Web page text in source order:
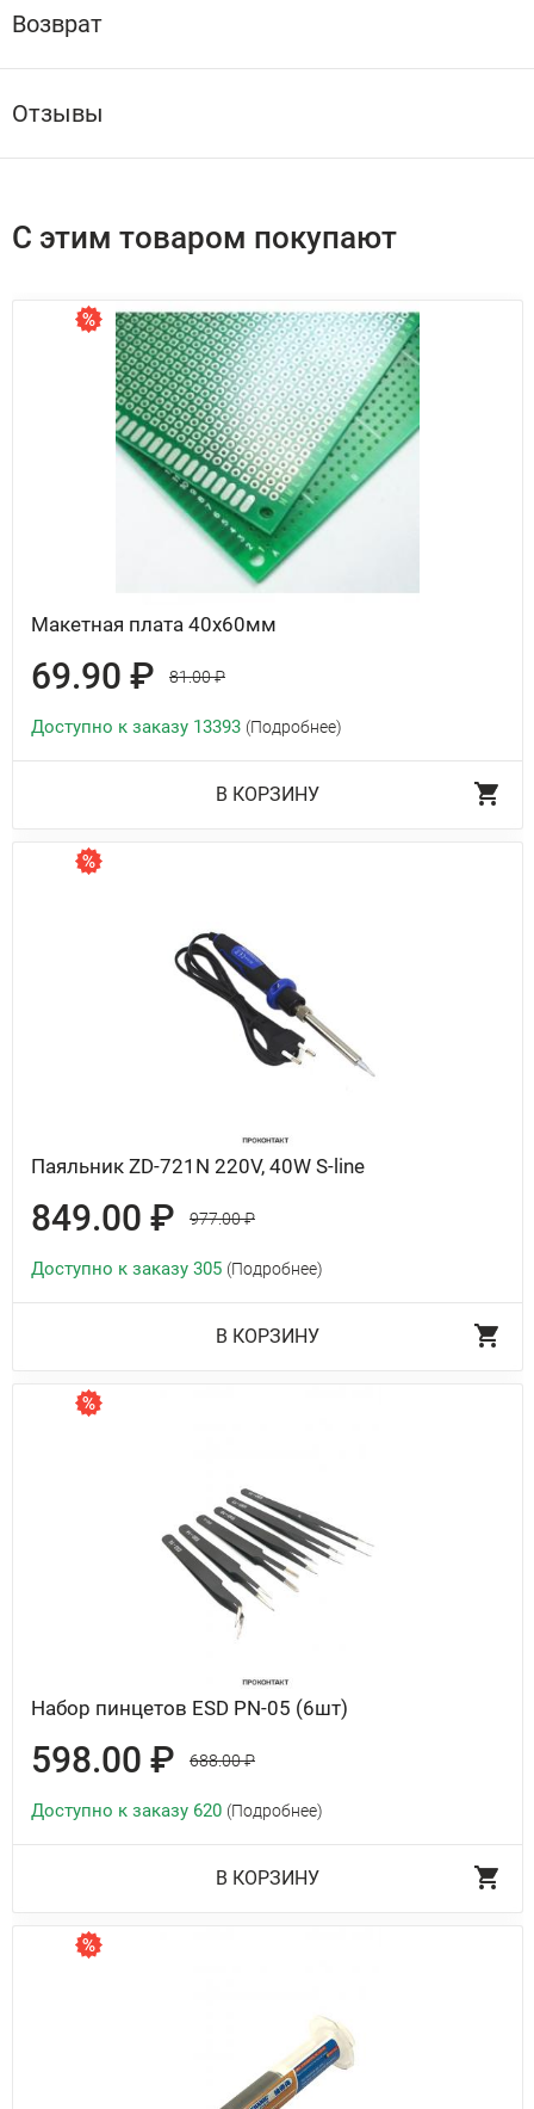
Возврат
Отзывы
С этим товаром покупают
Макетная плата 40х60мм
69.90 ₽ 81.00 ₽
Доступно к заказу 13393 (Подробнее)
В КОРЗИНУ
Паяльник ZD-721N 220V, 40W S-line
849.00 ₽ 977.00 ₽
Доступно к заказу 305 (Подробнее)
В КОРЗИНУ
Набор пинцетов ESD PN-05 (6шт)
598.00 ₽ 688.00 ₽
Доступно к заказу 620 (Подробнее)
В КОРЗИНУ